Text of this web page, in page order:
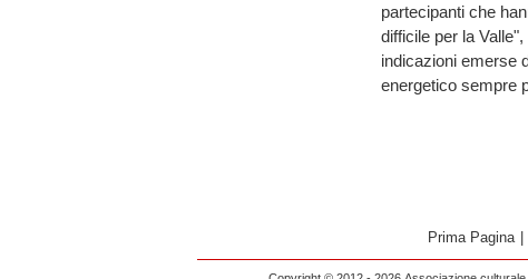
partecipanti che
difficile per la
indicazioni emerse
energetico sempre
Prima Pagina